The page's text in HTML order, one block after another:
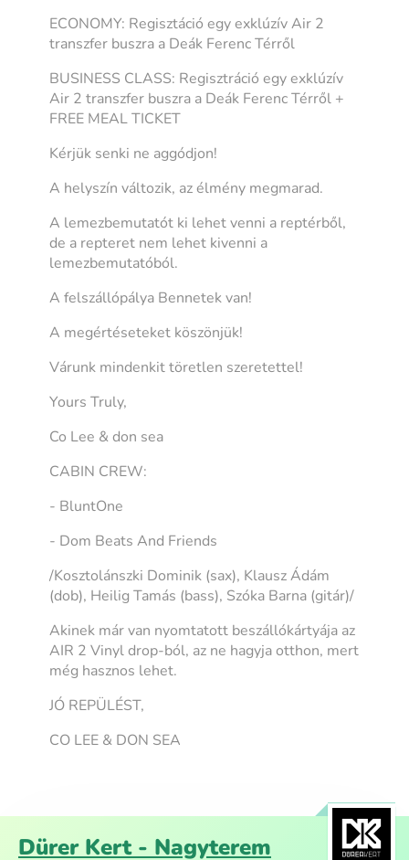
ECONOMY: Regisztáció egy exklúzív Air 2
transzfer buszra a Deák Ferenc Térről
BUSINESS CLASS: Regisztráció egy exklúzív
Air 2 transzfer buszra a Deák Ferenc Térről +
FREE MEAL TICKET
Kérjük senki ne aggódjon!
A helyszín változik, az élmény megmarad.
A lemezbemutatót ki lehet venni a reptérből,
de a repteret nem lehet kivenni a
lemezbemutatóból.
A felszállópálya Bennetek van!
A megértéseteket köszönjük!
Várunk mindenkit töretlen szeretettel!
Yours Truly,
Co Lee & don sea
CABIN CREW:
- BluntOne
- Dom Beats And Friends
/Kosztolánszki Dominik (sax), Klausz Ádám
(dob), Heilig Tamás (bass), Szóka Barna (gitár)/
Akinek már van nyomtatott beszállókártyája az
AIR 2 Vinyl drop-ból, az ne hagyja otthon, mert
még hasznos lehet.
JÓ REPÜLÉST,
CO LEE & DON SEA
Dürer Kert - Nagyterem